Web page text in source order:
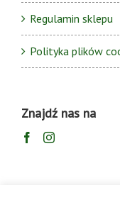
Regulamin sklepu
Polityka plików
Znajdź nas na